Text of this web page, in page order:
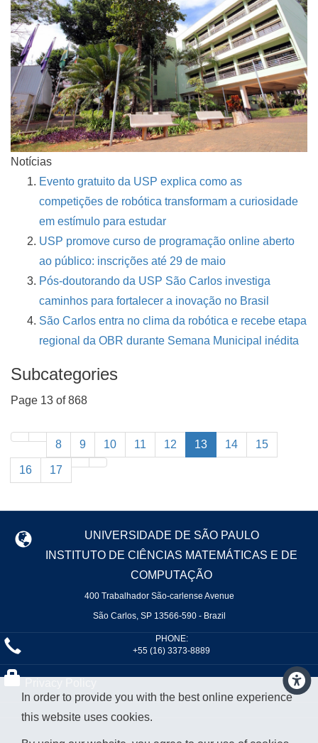
Notícias
Evento gratuito da USP explica como as
competições de robótica transformam a curiosidade
em estímulo para estudar
USP promove curso de programação online aberto
ao público: inscrições até 29 de maio
Pós-doutorando da USP São Carlos investiga
caminhos para fortalecer a inovação no Brasil
São Carlos entra no clima da robótica e recebe etapa
regional da OBR durante Semana Municipal inédita
Subcategories
Page 13 of 868
8 9 10 11 12 13 14 15
16 17
UNIVERSIDADE DE SÃO PAULO
INSTITUTO DE CIÊNCIAS MATEMÁTICAS E DE
COMPUTAÇÃO
400 Trabalhador São-carlense Avenue
São Carlos, SP 13566-590 - Brazil
PHONE:
+55 (16) 3373-8889
In order to provide you with the best online experience
this website uses cookies.